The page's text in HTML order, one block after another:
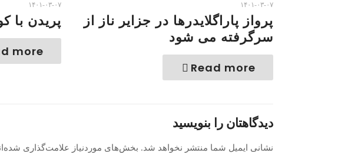
۱۴۰۱-۰۳-۰۷
پرواز پاراگلایدرها در جزایر ناز از
سرگرفته می شود
Read more
۱۴۰۱-۰۳-۰۷
پریدن با
more
دیدگاهتان را بنویسید
نشانی ایمیل شما منتشر نخواهد شد. بخش‌های موردنیاز علامت‌گذاری